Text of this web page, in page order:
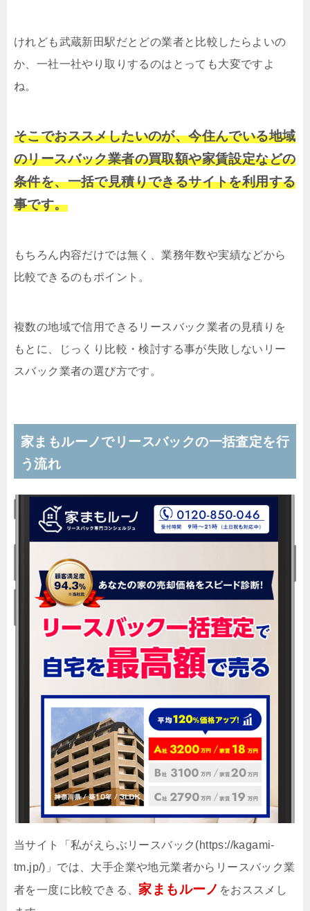
けれども武蔵新田駅だとどの業者と比較したらよいの
か、一社一社やり取りするのはとっても大変ですよ
ね。
そこでおススメしたいのが、今住んでいる地域
のリースバック業者の買取額や家賃設定などの
条件を、一括で見積りできるサイトを利用する
事です。
もちろん内容だけでは無く、業務年数や実績などから
比較できるのもポイント。
複数の地域で信用できるリースバック業者の見積りを
もとに、じっくり比較・検討する事が失敗しないリー
スバック業者の選び方です。
家まもルーノでリースバックの一括査定を行
う流れ
当サイト「私がえらぶリースバック(https://kagami-
tm.jp/)」では、大手企業や地元業者からリースバック業
者を一度に比較できる、家まもルーノ をおススメし